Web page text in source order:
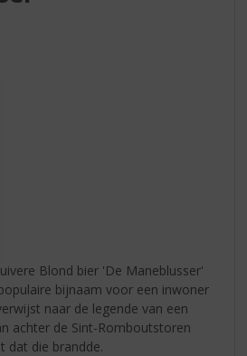
Blond bier 'De Maneblusser'
bijnaam voor een inwoner
naar de legende van een
achter de Sint-Romboutstoren
dat die brandde.